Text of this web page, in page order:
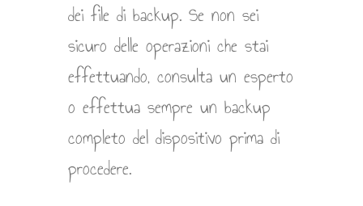
dei file di backup. Se non sei
sicuro delle operazioni che stai
effettuando, consulta un esperto
o effettua sempre un backup
completo del dispositivo prima di
procedere.